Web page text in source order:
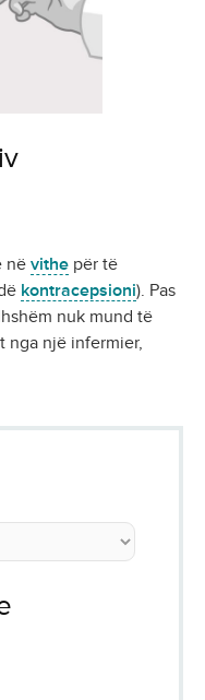
në vithe për të
kontracepsioni). Pas
nuk mund të
nga një infermier,